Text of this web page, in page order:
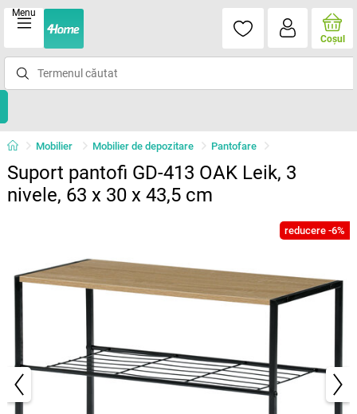
Menu
Coşul
Mobilier Mobilier de depozitare Pantofare
Suport pantofi GD-413 OAK Leik, 3
nivele, 63 x 30 x 43,5 cm
reducere -6%